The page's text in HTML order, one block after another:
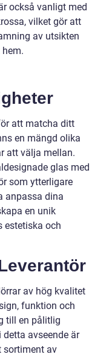
också vanligt med
vilket gör att
av utsikten
att matcha ditt
en mängd olika
att välja mellan.
glas med
som ytterligare
anpassa dina
en unik
estetiska och
av hög kvalitet
funktion och
till en pålitlig
avseende är
sortiment av